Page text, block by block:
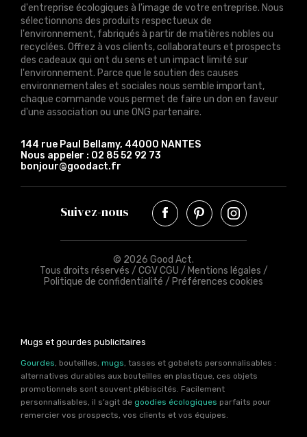
d'entreprise écologiques à l'image de votre entreprise. Nous
sélectionnons des produits respectueux de
l'environnement, fabriqués à partir de matières nobles ou
recyclées. Offrez à vos clients, collaborateurs et prospects
des cadeaux qui ont du sens et un impact limité sur
l'environnement. Parce que le soutien des causes
environnementales et sociales nous semble important,
chaque commande vous permet de faire un don en faveur
d'une association ou une ONG partenaire.
144 rue Paul Bellamy, 44000 NANTES
Nous appeler : 02 85 52 92 73
bonjour@goodact.fr
Suivez-nous
© 2026 Good Act.
Tous droits réservés / CGV CGU / Mentions légales /
Politique de confidentialité / Préférences cookies
Mugs et gourdes publicitaires
Gourdes , bouteilles, mugs , tasses et gobelets personnalisables :
alternatives durables aux bouteilles en plastique, ces objets
promotionnels sont souvent plébiscités. Facilement
personnalisables, il s’agit de goodies écologiques parfaits pour
remercier vos prospects, vos clients et vos équipes.